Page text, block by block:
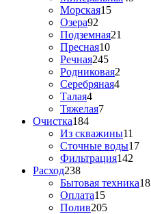
Морская15
Озера92
Подземная21
Пресная10
Речная245
Родниковая2
Серебряная4
Талая4
Тяжелая7
Очистка184
Из скважины11
Сточные воды17
Фильтрация142
Расход238
Бытовая техника18
Оплата15
Полив205